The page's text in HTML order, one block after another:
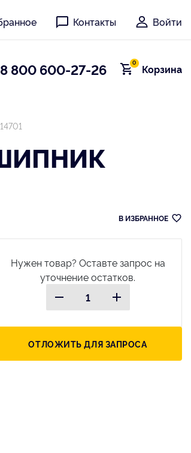
Контакты Войти
8 800 600-27-26 Корзина
0
В ИЗБРАННОЕ
Нужен товар? Оставте запрос на
уточнение остатков.
ОТЛОЖИТЬ ДЛЯ ЗАПРОСА